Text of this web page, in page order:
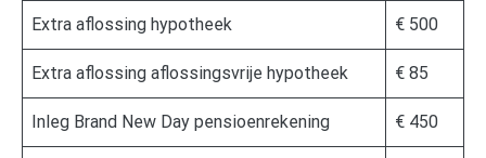
Extra aflossing hypotheek € 500
Extra aflossing aflossingsvrije hypotheek € 85
Inleg Brand New Day pensioenrekening € 450